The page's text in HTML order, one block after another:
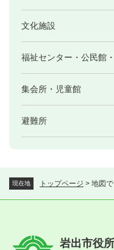
現在地 トップページ > 地図
文化施設
福祉センター・公民館
集会所・児童館
避難所
岩出市役所